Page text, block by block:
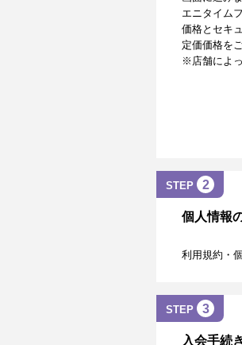
エニタイム
価格とセキ
定価価格を
※店舗によ
STEP 2
個人情報
利用規約・
STEP 3
入会手続